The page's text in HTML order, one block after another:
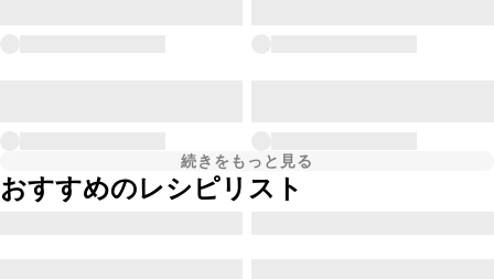
続きをもっと見る
おすすめのレシピリスト